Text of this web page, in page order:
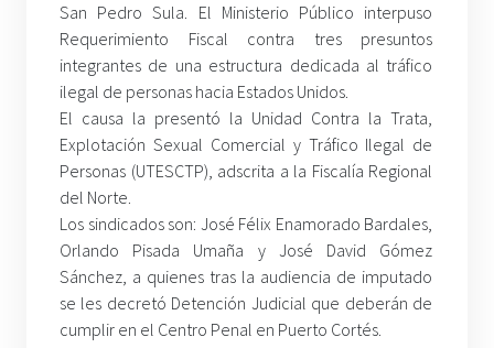
San Pedro Sula. El Ministerio Público interpuso
Requerimiento Fiscal contra tres presuntos
integrantes de una estructura dedicada al tráfico
ilegal de personas hacia Estados Unidos.
El causa la presentó la Unidad Contra la Trata,
Explotación Sexual Comercial y Tráfico Ilegal de
Personas (UTESCTP), adscrita a la Fiscalía Regional
del Norte.
Los sindicados son: José Félix Enamorado Bardales,
Orlando Pisada Umaña y José David Gómez
Sánchez, a quienes tras la audiencia de imputado
se les decretó Detención Judicial que deberán de
cumplir en el Centro Penal en Puerto Cortés.